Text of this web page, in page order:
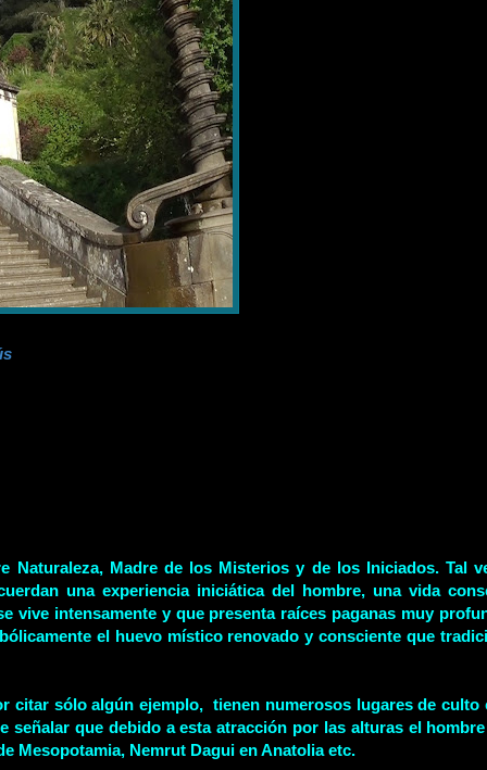
Naturaleza, Madre de los Misterios y de los Iniciados. Tal
una experiencia iniciática del hombre, una vida
intensamente y que presenta raíces paganas muy
el huevo místico renovado y consciente que
citar sólo algún ejemplo, tienen numerosos lugares de
señalar que debido a esta atracción por las alturas el
Mesopotamia, Nemrut Dagui en Anatolia etc.